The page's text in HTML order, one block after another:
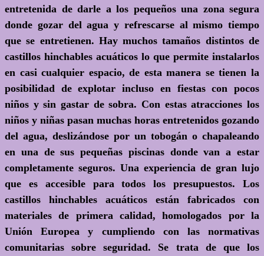
entretenida de darle a los pequeños una zona segura
donde gozar del agua y refrescarse al mismo tiempo
que se entretienen. Hay muchos tamaños distintos de
castillos hinchables acuáticos lo que permite instalarlos
en casi cualquier espacio, de esta manera se tienen la
posibilidad de explotar incluso en fiestas con pocos
niños y sin gastar de sobra. Con estas atracciones los
niños y niñas pasan muchas horas entretenidos gozando
del agua, deslizándose por un tobogán o chapaleando
en una de sus pequeñas piscinas donde van a estar
completamente seguros. Una experiencia de gran lujo
que es accesible para todos los presupuestos. Los
castillos hinchables acuáticos están fabricados con
materiales de primera calidad, homologados por la
Unión Europea y cumpliendo con las normativas
comunitarias sobre seguridad. Se trata de que los